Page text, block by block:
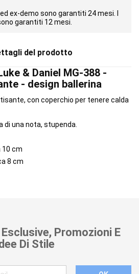
ex-demo sono garantiti 24 mesi. I
garantiti 12 mesi.
del prodotto
& Daniel MG-388 -
- design ballerina
con coperchio per tenere calda
di una nota, stupenda.
10 cm
8 cm
Promozioni E
Di Stile